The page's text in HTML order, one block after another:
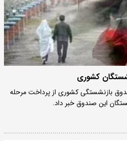
کشوری
بازنشستگی کشوری از پرداخت مرحله
این صندوق خبر داد.